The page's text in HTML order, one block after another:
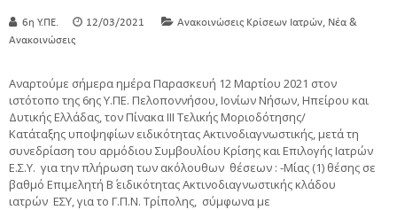
6η Υ.ΠΕ. 12/03/2021 Ανακοινώσεις Κρίσεων Ιατρών, Νέα &
Ανακοινώσεις
Αναρτούμε σήμερα ημέρα Παρασκευή 12 Μαρτίου 2021 στον
ιστότοπο της 6ης Υ.ΠΕ. Πελοποννήσου, Ιονίων Νήσων, Ηπείρου και
Δυτικής Ελλάδας, τον Πίνακα ΙΙΙ Τελικής Μοριοδότησης/
Κατάταξης υποψηφίων ειδικότητας Ακτινοδιαγνωστικής, μετά τη
συνεδρίαση του αρμόδιου Συμβουλίου Κρίσης και Επιλογής Ιατρών
Ε.Σ.Υ. για την πλήρωση των ακόλουθων θέσεων : -Μίας (1) θέσης σε
βαθμό Επιμελητή Β΄ ειδικότητας Ακτινοδιαγνωστικής κλάδου
ιατρών ΕΣΥ, για το Γ.Π.Ν. Τρίπολης, σύμφωνα με